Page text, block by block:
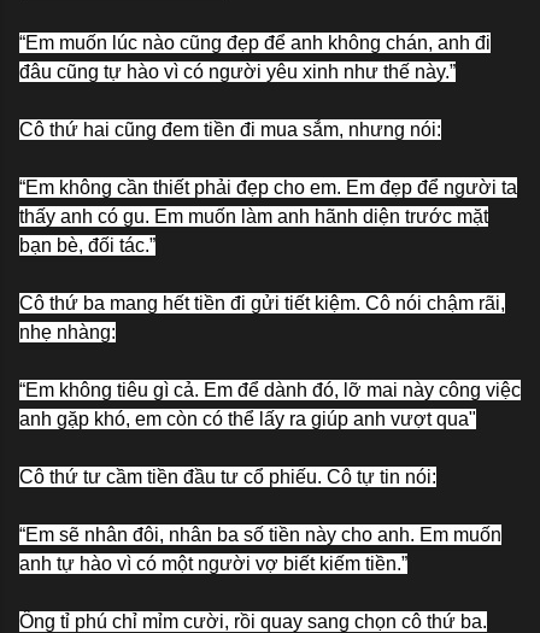
“Em muốn lúc nào cũng đẹp để anh không chán, anh đi
đâu cũng tự hào vì có người yêu xinh như thế này.”
Cô thứ hai cũng đem tiền đi mua sắm, nhưng nói:
“Em không cần thiết phải đẹp cho em. Em đẹp để người ta
thấy anh có gu. Em muốn làm anh hãnh diện trước mặt
bạn bè, đối tác.”
Cô thứ ba mang hết tiền đi gửi tiết kiệm. Cô nói chậm rãi,
nhẹ nhàng:
“Em không tiêu gì cả. Em để dành đó, lỡ mai này công việc
anh gặp khó, em còn có thể lấy ra giúp anh vượt qua"
Cô thứ tư cầm tiền đầu tư cổ phiếu. Cô tự tin nói:
“Em sẽ nhân đôi, nhân ba số tiền này cho anh. Em muốn
anh tự hào vì có một người vợ biết kiếm tiền.”
Ông tỉ phú chỉ mỉm cười, rồi quay sang chọn cô thứ ba.